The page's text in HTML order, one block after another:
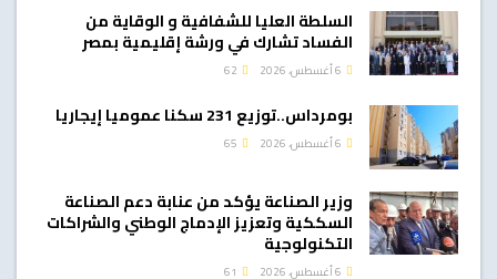
السلطة العليا للشفافية و الوقاية من
الفساد تشارك في ورشة إقليمية بمصر
بومرداس..توزيع 231 سكنا عموميا إيجاريا
وزير الصناعة يؤكد من عنابة دعم الصناعة
السككية وتعزيز الإدماج الوطني والشراكات
التكنولوجية